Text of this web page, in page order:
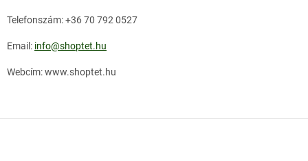
Telefonszám: +36 70 792 0527
Email: info@shoptet.hu
Webcím: www.shoptet.hu